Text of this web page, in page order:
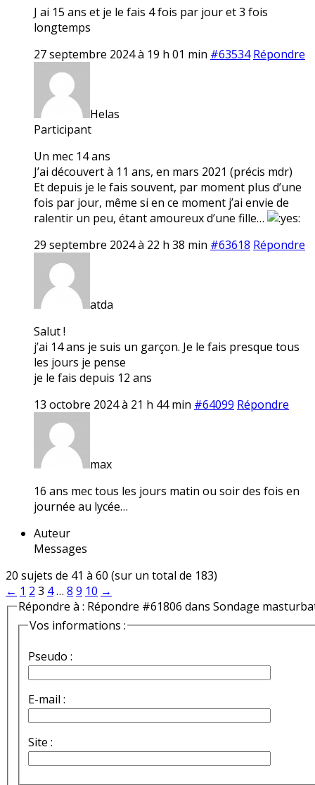
J ai 15 ans et je le fais 4 fois par jour et 3 fois
longtemps
27 septembre 2024 à 19 h 01 min #63534 Répondre
Helas
Participant
Un mec 14 ans
J’ai découvert à 11 ans, en mars 2021 (précis mdr)
Et depuis je le fais souvent, par moment plus d’une
fois par jour, même si en ce moment j’ai envie de
ralentir un peu, étant amoureux d’une fille…
29 septembre 2024 à 22 h 38 min #63618 Répondre
atda
Salut !
j’ai 14 ans je suis un garçon. Je le fais presque tous
les jours je pense
je le fais depuis 12 ans
13 octobre 2024 à 21 h 44 min #64099 Répondre
max
16 ans mec tous les jours matin ou soir des fois en
journée au lycée…
Auteur
Messages
20 sujets de 41 à 60 (sur un total de 183)
← 1 2 3 4… 8 9 10 →
Répondre à : Répondre #61806 dans Sondage
Vos informations :
Pseudo :
E-mail :
Site :